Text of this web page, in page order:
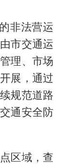
非法营运
市交通运
理、市场
展，通过
规范道路
通安全防
区域，查